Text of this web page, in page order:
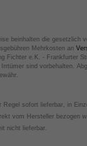
beinhalten die
Mehrkosten an
Fichter e.K. - Frankfurter
Irrtümer sind vorbehalten.
Regel sofort lieferbar, in
vom Hersteller bezogen
nicht lieferbar.